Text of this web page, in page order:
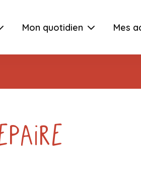
Mon quotidien Mes